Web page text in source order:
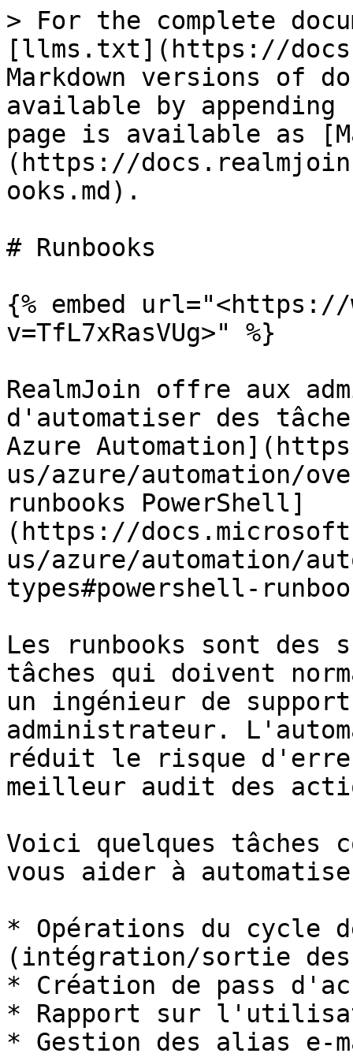
> For the complete
[llms.txt](https://
Markdown versions of
available by
page is available as
(https://
ooks.md).
# Runbooks
{% embed url="<https://
v=TfL7xRasVUg>" %}
RealmJoin offre aux
d'automatiser des
Azure
us/azure/automation/
runbooks PowerShell]
(https://
us/azure/automation/
types#powershell-
Les runbooks sont des
tâches qui doivent
un ingénieur de
administrateur.
réduit le risque
meilleur audit des
Voici quelques tâches
vous aider à
* Opérations du cycle
(intégration/sortie
* Création de pass
* Rapport sur
* Gestion des alias e-